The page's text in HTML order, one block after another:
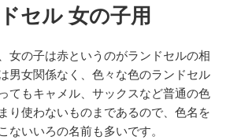
セル 女の子用
女の子は赤というのがランドセルの相
男女関係なく、色々な色のランドセル
てもキャメル、サックスなど普通の色
り使わないものまであるので、色名を
ないいろの名前も多いです。